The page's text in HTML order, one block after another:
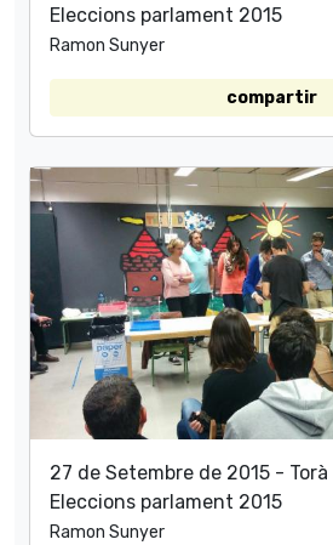
Eleccions parlament 2015
Ramon Sunyer
compartir
27 de Setembre de 2015 - Torà
Eleccions parlament 2015
Ramon Sunyer